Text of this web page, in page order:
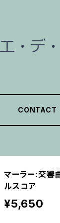
CONTACT
マーラー:交響
ルスコア
¥5,650